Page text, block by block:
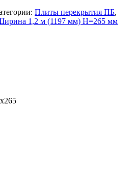
Плиты перекрытия ПБ,
1,2 м (1197 мм) H=265 мм